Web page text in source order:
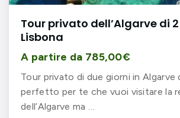
Tour privato dell’Algarve di
Lisbona
A partire da 785,00€
Tour privato di due giorni in Algarve
perfetto per te che vuoi visitare la
dell’Algarve ma …